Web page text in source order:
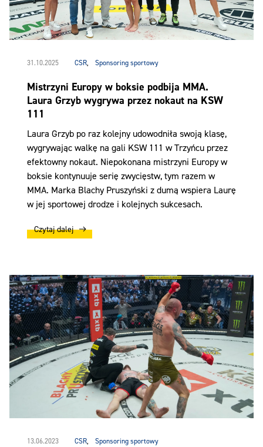
31.10.2025 CSR, Sponsoring sportowy
Mistrzyni Europy w boksie podbija MMA.
Laura Grzyb wygrywa przez nokaut na KSW
111
Laura Grzyb po raz kolejny udowodniła swoją klasę,
wygrywając walkę na gali KSW 111 w Trzyńcu przez
efektowny nokaut. Niepokonana mistrzyni Europy w
boksie kontynuuje serię zwycięstw, tym razem w
MMA. Marka Blachy Pruszyński z dumą wspiera Laurę
w jej sportowej drodze i kolejnych sukcesach.
Czytaj dalej
13.06.2023 CSR, Sponsoring sportowy